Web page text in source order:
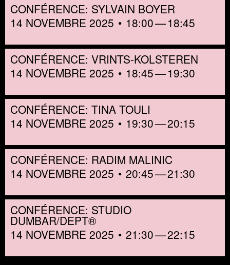
CONFÉRENCE: SYLVAIN BOYER
14 NOVEMBRE 2025
18:00 18:45
CONFÉRENCE: VRINTS-KOLSTEREN
14 NOVEMBRE 2025
18:45 19:30
CONFÉRENCE: TINA TOULI
14 NOVEMBRE 2025
19:30 20:15
CONFÉRENCE: RADIM MALINIC
14 NOVEMBRE 2025
20:45 21:30
CONFÉRENCE: STUDIO
DUMBAR/DEPT®
14 NOVEMBRE 2025
21:30 22:15